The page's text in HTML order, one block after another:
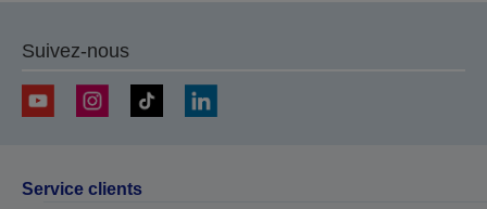
Suivez-nous
Service clients